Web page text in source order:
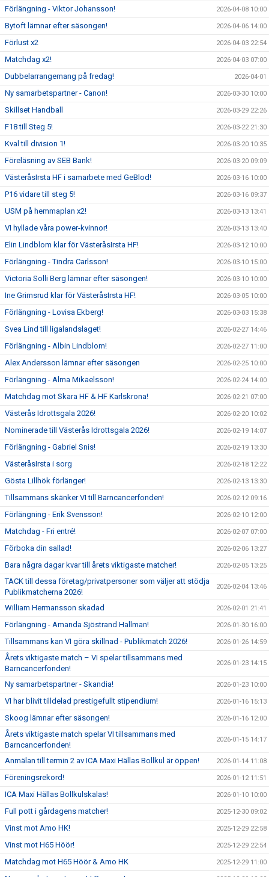
Förlängning - Viktor Johansson! 2026-04-08 10:00
Bytoft lämnar efter säsongen! 2026-04-06 14:00
Förlust x2 2026-04-03 22:54
Matchdag x2! 2026-04-03 07:00
Dubbelarrangemang på fredag! 2026-04-01
Ny samarbetspartner - Canon! 2026-03-30 10:00
Skillset Handball 2026-03-29 22:26
F18 till Steg 5! 2026-03-22 21:30
Kval till division 1! 2026-03-20 10:35
Föreläsning av SEB Bank! 2026-03-20 09:09
VästeråsIrsta HF i samarbete med GeBlod! 2026-03-16 10:00
P16 vidare till steg 5! 2026-03-16 09:37
USM på hemmaplan x2! 2026-03-13 13:41
VI hyllade våra power-kvinnor! 2026-03-13 13:40
Elin Lindblom klar för VästeråsIrsta HF! 2026-03-12 10:00
Förlängning - Tindra Carlsson! 2026-03-10 15:00
Victoria Solli Berg lämnar efter säsongen! 2026-03-10 10:00
Ine Grimsrud klar för VästeråsIrsta HF! 2026-03-05 10:00
Förlängning - Lovisa Ekberg! 2026-03-03 15:38
Svea Lind till ligalandslaget! 2026-02-27 14:46
Förlängning - Albin Lindblom! 2026-02-27 11:00
Alex Andersson lämnar efter säsongen 2026-02-25 10:00
Förlängning - Alma Mikaelsson! 2026-02-24 14:00
Matchdag mot Skara HF & HF Karlskrona! 2026-02-21 07:00
Västerås Idrottsgala 2026! 2026-02-20 10:02
Nominerade till Västerås Idrottsgala 2026! 2026-02-19 14:07
Förlängning - Gabriel Snis! 2026-02-19 13:30
VästeråsIrsta i sorg 2026-02-18 12:22
Gösta Lillhök förlänger! 2026-02-13 13:30
Tillsammans skänker VI till Barncancerfonden! 2026-02-12 09:16
Förlängning - Erik Svensson! 2026-02-10 12:00
Matchdag - Fri entré! 2026-02-07 07:00
Förboka din sallad! 2026-02-06 13:27
Bara några dagar kvar till årets viktigaste matcher! 2026-02-05 13:25
TACK till dessa företag/privatpersoner som väljer att stödja
Publikmatcherna 2026!
2026-02-04 13:46
William Hermansson skadad 2026-02-01 21:41
Förlängning - Amanda Sjöstrand Hallman! 2026-01-30 16:00
Tillsammans kan VI göra skillnad - Publikmatch 2026! 2026-01-26 14:59
Årets viktigaste match – VI spelar tillsammans med
Barncancerfonden!
2026-01-23 14:15
Ny samarbetspartner - Skandia! 2026-01-23 10:00
VI har blivit tilldelad prestigefullt stipendium! 2026-01-16 15:13
Skoog lämnar efter säsongen! 2026-01-16 12:00
Årets viktigaste match spelar VI tillsammans med
Barncancerfonden!
2026-01-15 14:17
Anmälan till termin 2 av ICA Maxi Hällas Bollkul är öppen! 2026-01-14 11:08
Föreningsrekord! 2026-01-12 11:51
ICA Maxi Hällas Bollkulskalas! 2026-01-10 10:00
Full pott i gårdagens matcher! 2025-12-30 09:02
Vinst mot Amo HK! 2025-12-29 22:58
Vinst mot H65 Höör! 2025-12-29 22:54
Matchdag mot H65 Höör & Amo HK 2025-12-29 11:00